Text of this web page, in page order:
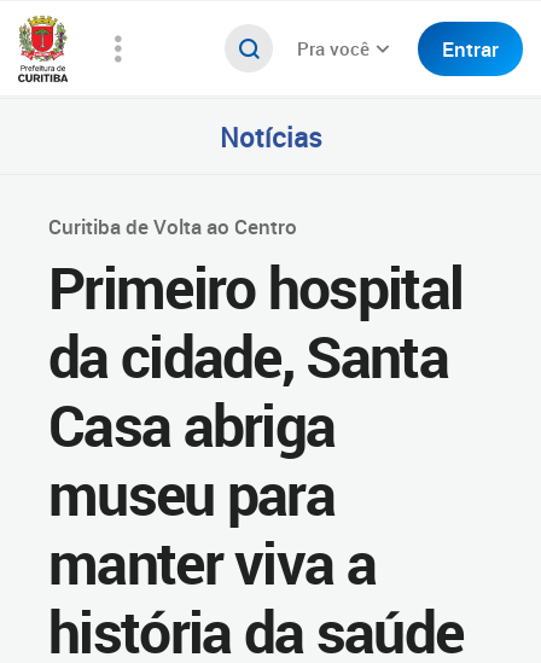
Pra você Entrar
Notícias
Curitiba de Volta ao Centro
Primeiro hospital
da cidade, Santa
Casa abriga
museu para
manter viva a
história da saúde